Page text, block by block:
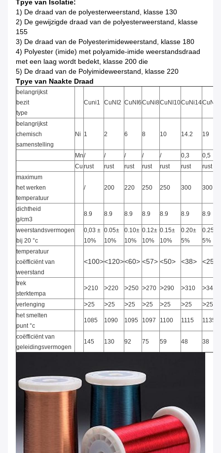
Tpye van Isolatie:
1) De draad van de polyesterweerstand, klasse 130
2) De gewijzigde draad van de polyesterweerstand, klasse
155
3) De draad van de Polyesterimideweerstand, klasse 180
4) Polyester (imide) met polyamide-imide weerstandsdraad
met een laag wordt bedekt, klasse 200 die
5) De draad van de Polyimideweerstand, klasse 220
Tpye van Naakte Draad
belangrijkst
bezit
type
Cuni1 CuNI2 CuNI6CuNi8CuNI10CuNi14
belangrijkst
chemisch
samenstelling
Ni 1 2 6 8 10 14.2 19
Mn/ / / / / 0,3
0,5
Cu rust rust rust rust rust rust
rust
maximum
het werken
temperatuur
/ 200 220 250 250 300 300
dichtheid
g/cm3
8.9 8.9 8.9 8.9 8.9 8.9 8.9
weerstandsvermogen
bij 20 °c
0,03 ±
10%
0.05±
10%
0.10±
10%
0.12±
10%
0.15±
10%
0.20±
5%
0.25±
5%
temperatuur
coëfficiënt van
weerstand
<100><120><60> <57> <50> <38> <25>
trek
sterktempa
>210 >220 >250 >270 >290 >310 >340
verlenging >25 >25 >25 >25 >25 >25 >25
het smelten
punt °c
1085 1090 1095 1097 1100 1115 1135
coëfficiënt van
geleidingsvermogen
145 130 92 75 59 48 38